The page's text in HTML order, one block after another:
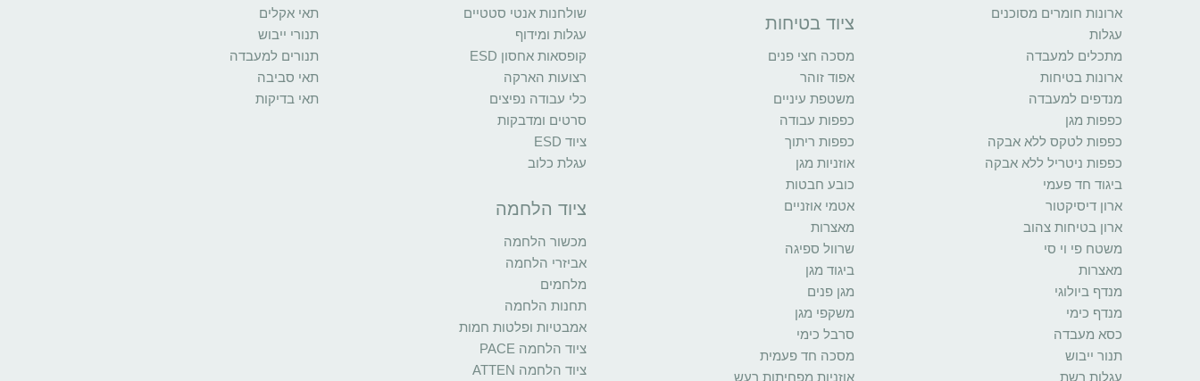
ארונות חומרים מסוכנים
עגלות
מתכלים למעבדה
ארונות בטיחות
מנדפים למעבדה
כפפות מגן
כפפות לטקס ללא אבקה
כפפות ניטריל ללא אבקה
ביגוד חד פעמי
ארון דיסיקטור
ארון בטיחות צהוב
משטח פי וי סי
מאצרות
מנדף ביולוגי
מנדף כימי
כסא מעבדה
תנור ייבוש
עגלות רשת
ציוד בטיחות
מסכה חצי פנים
אפוד זוהר
משטפת עיניים
כפפות עבודה
כפפות ריתוך
אוזניות מגן
כובע חבטות
אטמי אוזניים
מאצרות
שרוול ספיגה
ביגוד מגן
מגן פנים
משקפי מגן
סרבל כימי
מסכה חד פעמית
אוזניות מפחיתות רעש
שולחנות אנטי סטטיים
עגלות ומידוף
קופסאות אחסון ESD
רצועות הארקה
כלי עבודה נפיצים
סרטים ומדבקות
ציוד ESD
עגלת כלוב
ציוד הלחמה
מכשור הלחמה
אביזרי הלחמה
מלחמים
תחנות הלחמה
אמבטיות ופלטות חמות
ציוד הלחמה PACE
ציוד הלחמה ATTEN
תאי אקלים
תנורי ייבוש
תנורים למעבדה
תאי סביבה
תאי בדיקות